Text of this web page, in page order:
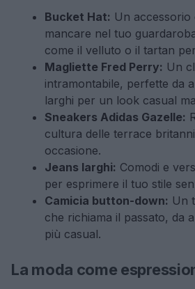
Bucket Hat: Un
mancare nel tuo
come il velluto o il tartan
Magliette Fred Perry: Un
intramontabile, perfette da
larghi per un look casual
Sneakers Adidas Gazelle:
cultura delle terrace
occasione.
Jeans larghi: Comodi e
per esprimere il tuo stile
Camicia button-down: Un
che richiama il passato, da
più casual.
La moda come